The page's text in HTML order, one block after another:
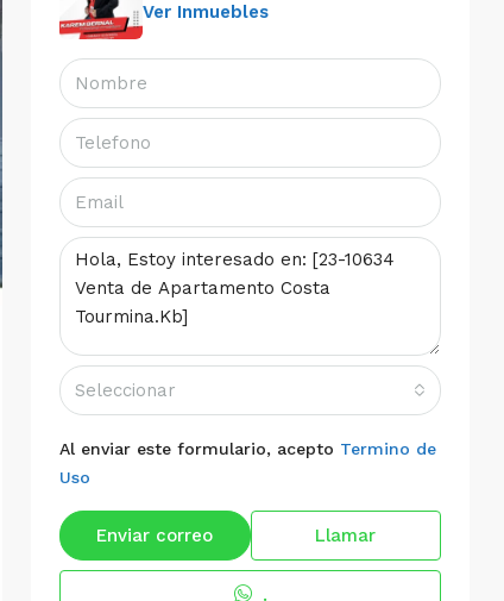
Ver Inmuebles
Seleccionar
Al enviar este formulario, acepto Termino de
Uso
Enviar correo Llamar
.